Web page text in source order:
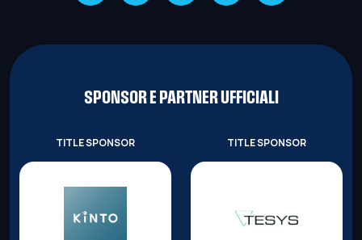
SPONSOR E PARTNER UFFICIALI
TITLE SPONSOR TITLE SPONSOR